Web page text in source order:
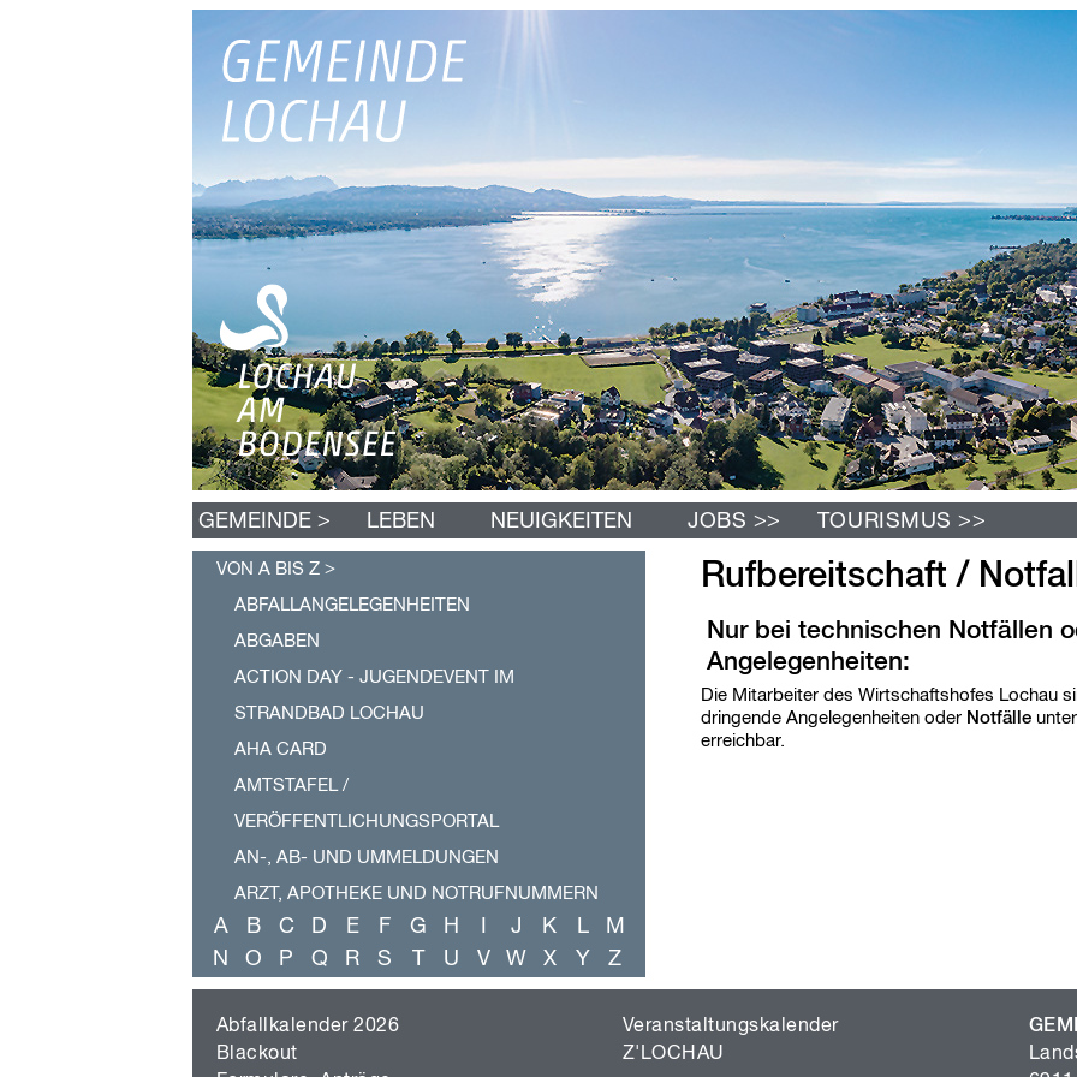
N
a
GEMEINDE > LEBEN NEUIGKEITEN JOBS >> TOURISMUS >>
VON A BIS Z
ABFALLANGELEGENHEITEN
ABGABEN
ACTION DAY - JUGENDEVENT IM
STRANDBAD LOCHAU
AHA CARD
AMTSTAFEL /
VERÖFFENTLICHUNGSPORTAL
AN-, AB- UND UMMELDUNGEN
ARZT, APOTHEKE UND NOTRUFNUMMERN
BABYSITTERDIENST
BABYTREFF LOCHAU
A B C D E F G H J K L
M
N
O P Q R S U V W X Y Z
Rufbereitschaft /
Nur bei technischen Notfällen
Angelegenheiten:
Die Mitarbeiter des Wirtschaftshofes Lochau
dringende Angelegenheiten oder Notfälle
erreichbar.
Abfallkalender 2026
Blackout
Veranstaltungskalender
Z'LOCHAU